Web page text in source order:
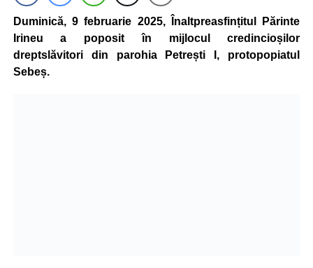
Duminică, 9 februarie 2025, Înaltpreasfințitul Părinte
Irineu a poposit în mijlocul credincioșilor
dreptslăvitori din parohia Petrești I, protopopiatul
Sebeș.